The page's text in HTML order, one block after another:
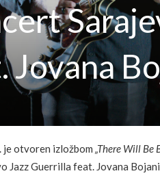
Jovana
je otvoren izložbom „There Will Be
Jazz Guerrilla feat. Jovana